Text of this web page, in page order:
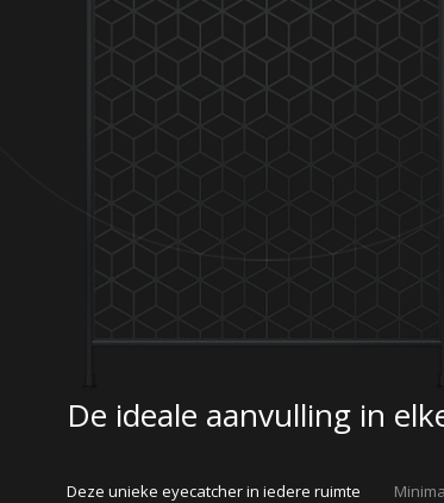
De ideale aanvulling in
Deze unieke eyecatcher in iedere ruimte